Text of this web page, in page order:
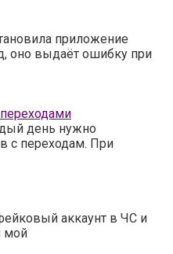
приложение
оно выдаёт ошибку при
день нужно
с переходам. При
аккаунт в ЧС и
мой